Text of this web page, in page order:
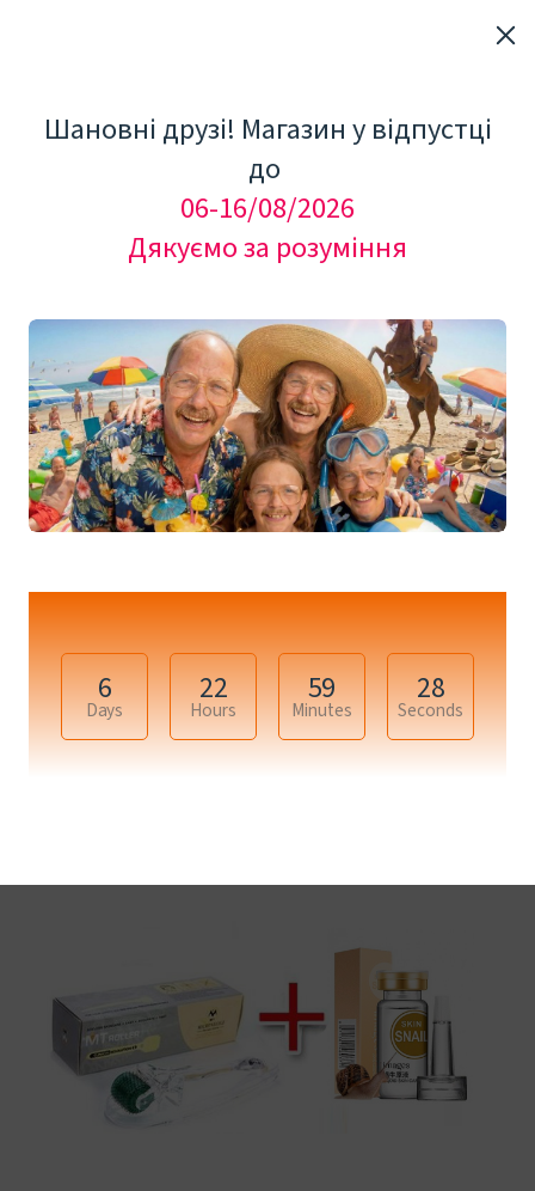
АКЦІЙНІ НАБОРИ: від
прищів, від акне, від
зморшок, рубців, целюліту,
шрамів (21)
АКЦІЙНІ НАБОРИ: Мезоролери, гіалуронова
рубців, целюліту, шрамів;
Товари
Шановні друзі! Магазин у відпустці
до
06-16/08/2026
Дякуємо за розуміння
6
Days
22
Hours
59
Minutes
28
Seconds